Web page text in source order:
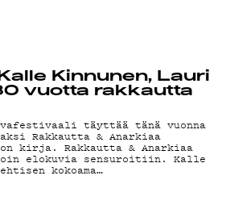
Kinnunen, Lauri
vuotta rakkautta
täyttää tänä vuonna
Rakkautta & Anarkiaa
kirja. Rakkautta & Anarkiaa
elokuvia sensuroitiin. Kalle
kokoama…